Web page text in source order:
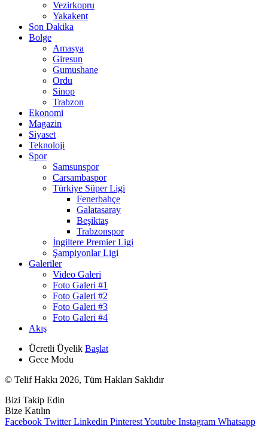
Vezirkopru
Yakakent
Son Dakika
Bolge
Amasya
Giresun
Gumushane
Ordu
Sinop
Trabzon
Ekonomi
Magazin
Siyaset
Teknoloji
Spor
Samsunspor
Carsambaspor
Türkiye Süper Ligi
Fenerbahçe
Galatasaray
Beşiktaş
Trabzonspor
İngiltere Premier Ligi
Şampiyonlar Ligi
Galeriler
Video Galeri
Foto Galeri #1
Foto Galeri #2
Foto Galeri #3
Foto Galeri #4
Akış
Ücretli Üyelik Başlat
Gece Modu
© Telif Hakkı 2026, Tüm Hakları Saklıdır
Bizi Takip Edin
Bize Katılın
Facebook Twitter Linkedin PinterestYoutube Instagram Whatsapp